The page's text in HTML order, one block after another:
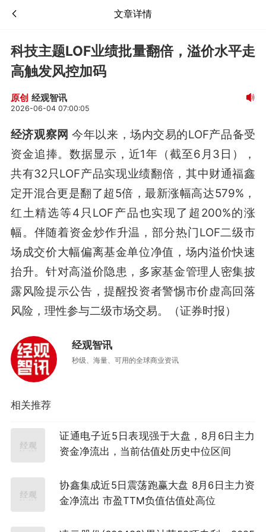
文章详情
科技主题LOF业绩批量翻倍，溢价水平走
高触发风控加码
原创 经观智讯
2026-06-04 07:00:05
经济观察网 今年以来，场内交易的LOF产品备受
资金追捧。数据显示，近1年（截至6月3日），
共有32只LOF产品实现业绩翻倍，其中财通福鑫
定开混合更是翻了超5倍，最新涨幅高达579%，
红土精选等4只LOF产品也实现了超200%的涨
幅。伴随着资金炒作升温，部分热门LOF二级市
场成交价大幅偏离基金单位净值，场内溢价快速
抬升。针对高溢价隐患，多家基金管理人密集披
露风险提示公告，提醒投资者警惕市价虚高回落
风险，理性参与二级市场交易。（证券时报）
经观智讯
秒级、海量、可用的全球商业资讯
相关推荐
证通电子近5日表现强于大盘，8月6日主力
资金净流出，当前估值处历史中位区间
协鑫集成近5日震荡跑赢大盘 8月6日主力资
金净流出 市盈TTM负值估值处高位